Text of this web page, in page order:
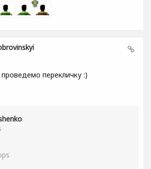
перекличку :)